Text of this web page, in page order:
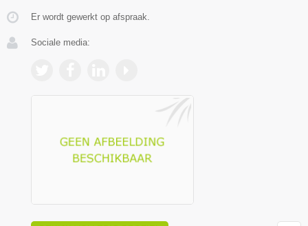
Er wordt gewerkt op afspraak.
Sociale media: